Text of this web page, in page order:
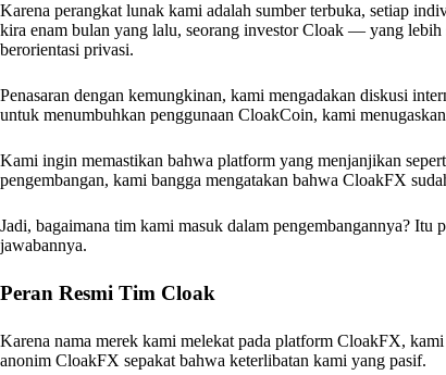
Karena perangkat lunak kami adalah sumber terbuka, setiap
kira enam bulan yang lalu, seorang investor Cloak — yang
berorientasi privasi.
Penasaran dengan kemungkinan, kami mengadakan diskusi
untuk menumbuhkan penggunaan CloakCoin, kami
Kami ingin memastikan bahwa platform yang menjanjikan
pengembangan, kami bangga mengatakan bahwa CloakFX
Jadi, bagaimana tim kami masuk dalam pengembangannya?
jawabannya.
Peran Resmi Tim Cloak
Karena nama merek kami melekat pada platform CloakFX,
anonim CloakFX sepakat bahwa keterlibatan kami yang pasif.